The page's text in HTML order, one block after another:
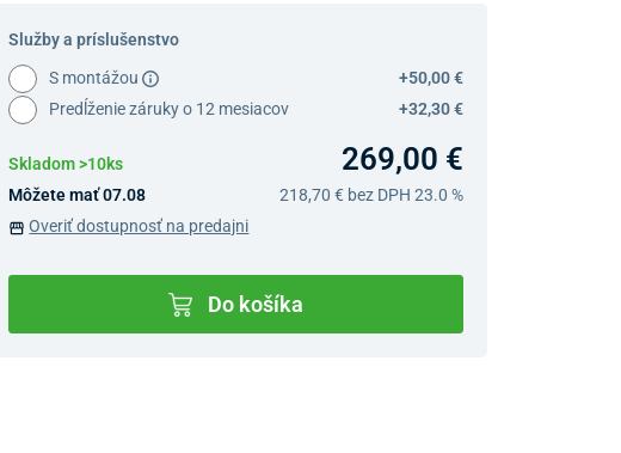
Služby a príslušenstvo
S montážou
+50,00 €
Predĺženie záruky o 12 mesiacov
+32,30 €
Skladom >10ks 269,00 €
Môžete mať 07.08 218,70 € bez DPH 23.0 %
Overiť dostupnosť na predajni
Do košíka